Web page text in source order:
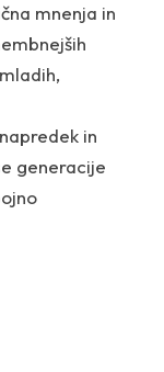
mnenja in
in
generacije